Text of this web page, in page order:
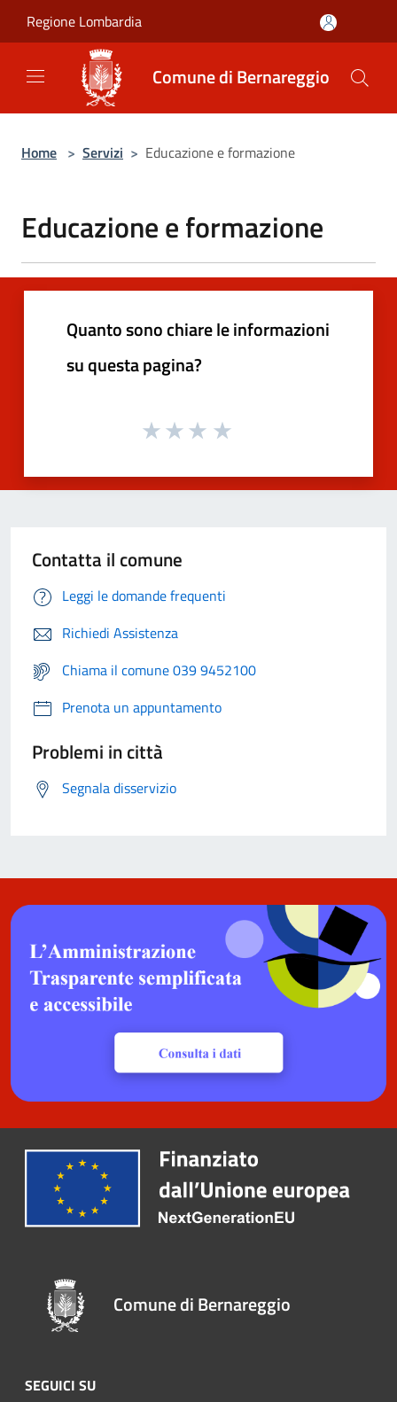
Regione Lombardia
Comune di Bernareggio
Home > Servizi > Educazione e formazione
Educazione e formazione
Quanto sono chiare le informazioni
su questa pagina?
Contatta il comune
Leggi le domande frequenti
Richiedi Assistenza
Chiama il comune 039 9452100
Prenota un appuntamento
Problemi in città
Segnala disservizio
Comune di Bernareggio
SEGUICI SU